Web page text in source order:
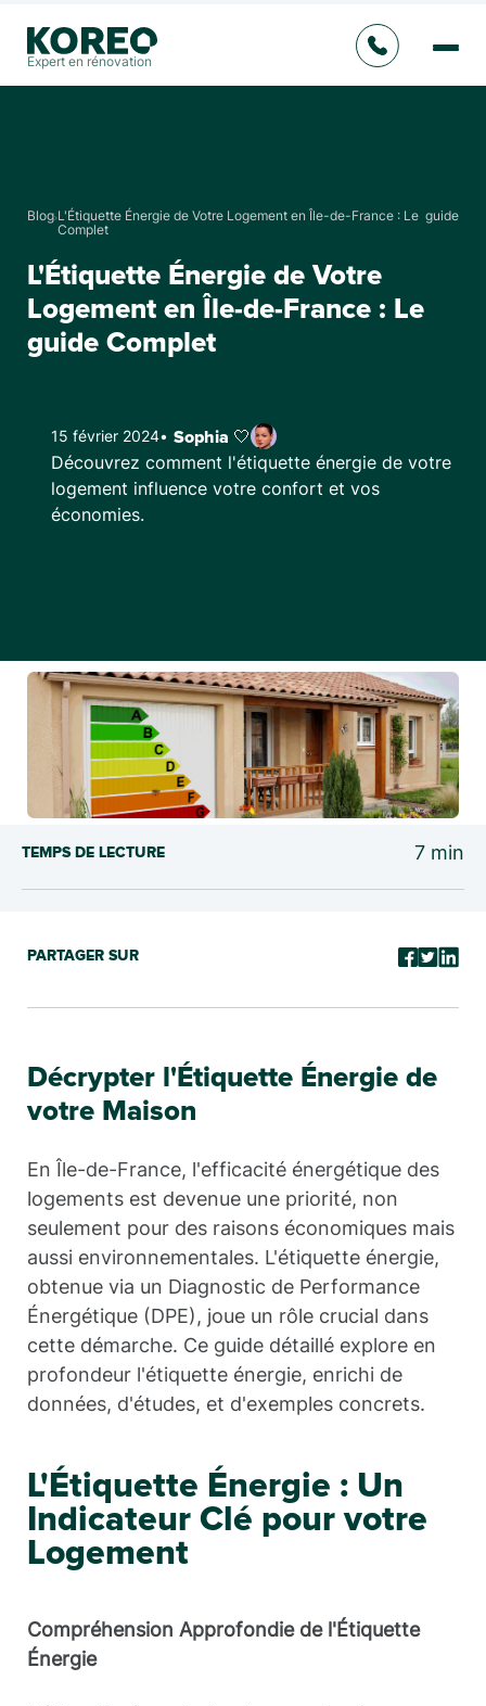
Expert en rénovation
BlogL'Étiquette Énergie de Votre Logement en Île-de-France : Le guide
Complet
L'Étiquette Énergie de Votre
Logement en Île-de-France : Le
guide Complet
15 février 2024• Sophia 🤍
Découvrez comment l'étiquette énergie de votre
logement influence votre confort et vos
économies.
Décrypter l'Étiquette Énergie de
votre Maison
En Île-de-France, l'efficacité énergétique des
logements est devenue une priorité, non
seulement pour des raisons économiques mais
aussi environnementales. L'étiquette énergie,
obtenue via un Diagnostic de Performance
Énergétique (DPE), joue un rôle crucial dans
cette démarche. Ce guide détaillé explore en
profondeur l'étiquette énergie, enrichi de
données, d'études, et d'exemples concrets.
L'Étiquette Énergie : Un
Indicateur Clé pour votre
Logement
Compréhension Approfondie de l'Étiquette
Énergie
TEMPS DE LECTURE 7 min
PARTAGER SUR